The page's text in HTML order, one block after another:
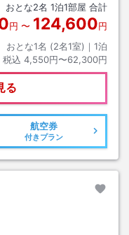
おとな2名 1泊1部屋 合計
円 〜 124,600円
おとな1名 (2名1室)｜ 1泊
税込 4,550円〜62,300円
る
航空券
付きプラン